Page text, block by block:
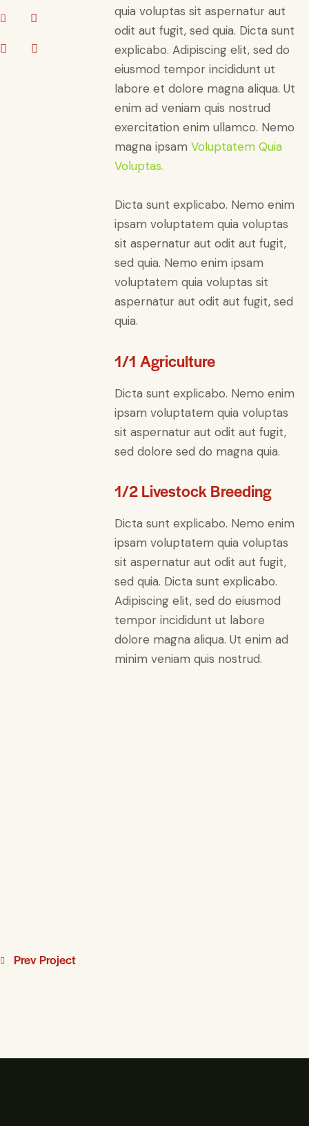
quia voluptas sit aspernatur aut
odit aut fugit, sed quia. Dicta sunt
explicabo. Adipiscing elit, sed do
eiusmod tempor incididunt ut
labore et dolore magna aliqua. Ut
enim ad veniam quis nostrud
exercitation enim ullamco. Nemo
magna ipsam Voluptatem Quia
Voluptas.
Dicta sunt explicabo. Nemo enim
ipsam voluptatem quia voluptas
sit aspernatur aut odit aut fugit,
sed quia. Nemo enim ipsam
voluptatem quia voluptas sit
aspernatur aut odit aut fugit, sed
quia.
1/1 Agriculture
Dicta sunt explicabo. Nemo enim
ipsam voluptatem quia voluptas
sit aspernatur aut odit aut fugit,
sed dolore sed do magna quia.
1/2 Livestock Breeding
Dicta sunt explicabo. Nemo enim
ipsam voluptatem quia voluptas
sit aspernatur aut odit aut fugit,
sed quia. Dicta sunt explicabo.
Adipiscing elit, sed do eiusmod
tempor incididunt ut labore
dolore magna aliqua. Ut enim ad
minim veniam quis nostrud.
Prev Project